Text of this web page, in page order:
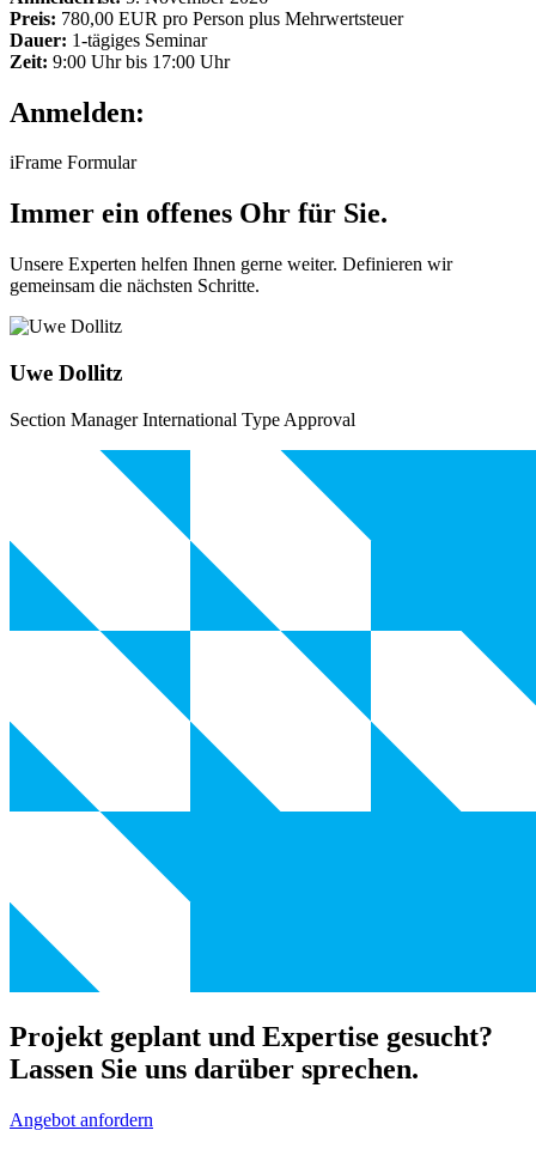
Preis: 780,00 EUR pro Person plus Mehrwertsteuer
Dauer: 1-tägiges Seminar
Zeit: 9:00 Uhr bis 17:00 Uhr
Anmelden:
iFrame Formular
Immer ein offenes Ohr für Sie.
Unsere Experten helfen Ihnen gerne weiter. Definieren wir
gemeinsam die nächsten Schritte.
Uwe Dollitz
Section Manager International Type Approval
Projekt geplant und Expertise gesucht?
Lassen Sie uns darüber sprechen.
Angebot anfordern